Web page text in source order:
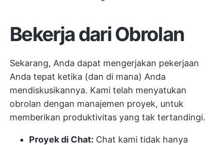
Bekerja dari Obrolan
Sekarang, Anda dapat mengerjakan pekerjaan
Anda tepat ketika (dan di mana) Anda
mendiskusikannya. Kami telah menyatukan
obrolan dengan manajemen proyek, untuk
memberikan produktivitas yang tak tertandingi.
Proyek di Chat: Chat kami tidak hanya